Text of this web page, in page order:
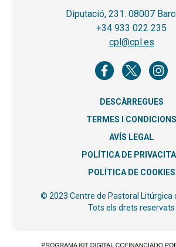
Diputació, 231. 08007
+34 933 022 235
cpl@cpl.es
DESCÀRREGUES
TERMES I CONDICIONS
AVÍS LEGAL
POLÍTICA DE
POLÍTICA DE COOKIES
© 2023 Centre de Pastoral Litúrgica
Tots els drets reservats